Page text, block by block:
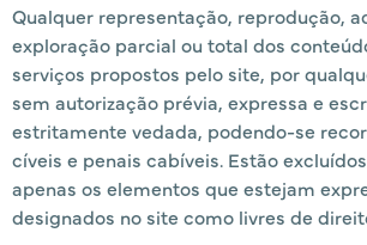
Qualquer representação, reprodução,
exploração parcial ou total dos
serviços propostos pelo site, por
sem autorização prévia, expressa e
estritamente vedada, podendo-se
cíveis e penais cabíveis. Estão
apenas os elementos que estejam
designados no site como livres de